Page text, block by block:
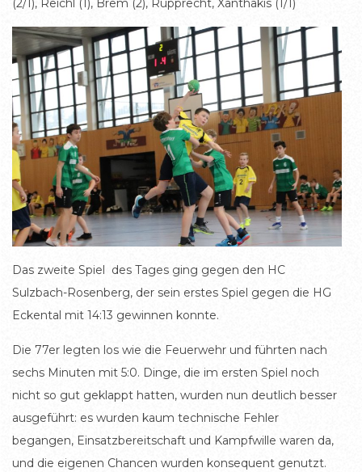
(2/1), Reichl (1), Brem (2), Rupprecht, Xanthakis (1/1)
Das zweite Spiel des Tages ging gegen den HC
Sulzbach-Rosenberg, der sein erstes Spiel gegen die HG
Eckental mit 14:13 gewinnen konnte.
Die 77er legten los wie die Feuerwehr und führten nach
sechs Minuten mit 5:0. Dinge, die im ersten Spiel noch
nicht so gut geklappt hatten, wurden nun deutlich besser
ausgeführt: es wurden kaum technische Fehler
begangen, Einsatzbereitschaft und Kampfwille waren da,
und die eigenen Chancen wurden konsequent genutzt.